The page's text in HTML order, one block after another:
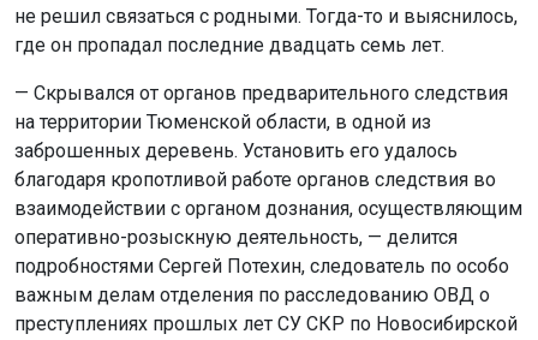
не решил связаться с родными. Тогда-то и выяснилось,
где он пропадал последние двадцать семь лет.
— Скрывался от органов предварительного следствия
на территории Тюменской области, в одной из
заброшенных деревень. Установить его удалось
благодаря кропотливой работе органов следствия во
взаимодействии с органом дознания, осуществляющим
оперативно-розыскную деятельность, — делится
подробностями Сергей Потехин, следователь по особо
важным делам отделения по расследованию ОВД о
преступлениях прошлых лет СУ СКР по Новосибирской